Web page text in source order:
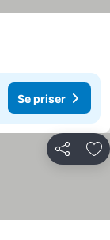
Se priser
Dela